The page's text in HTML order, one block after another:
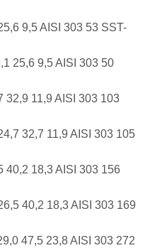
9,5 AISI 303 53 SST-
25,6 9,5 AISI 303 50
32,9 11,9 AISI 303 103
32,7 11,9 AISI 303 105
40,2 18,3 AISI 303 156
40,2 18,3 AISI 303 169
47,5 23,8 AISI 303 272